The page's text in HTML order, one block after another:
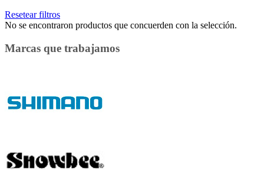
Resetear filtros
No se encontraron productos que concuerden con la selección.
Marcas que trabajamos